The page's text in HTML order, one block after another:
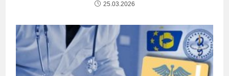
25.03.2026